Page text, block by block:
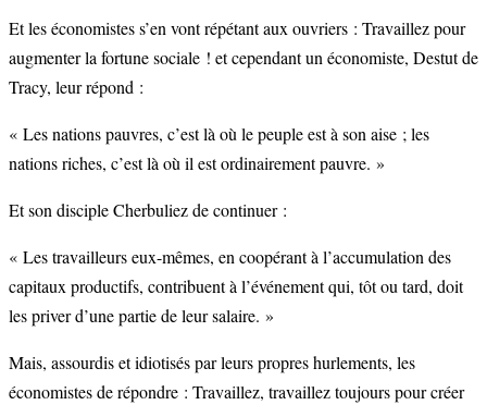
Et les économistes s’en vont répétant aux ouvriers : Travaillez pour
augmenter la fortune sociale ! et cependant un économiste, Destut de
Tracy, leur répond :
« Les nations pauvres, c’est là où le peuple est à son aise ; les
nations riches, c’est là où il est ordinairement pauvre. »
Et son disciple Cherbuliez de continuer :
« Les travailleurs eux-mêmes, en coopérant à l’accumulation des
capitaux productifs, contribuent à l’événement qui, tôt ou tard, doit
les priver d’une partie de leur salaire. »
Mais, assourdis et idiotisés par leurs propres hurlements, les
économistes de répondre : Travaillez, travaillez toujours pour créer